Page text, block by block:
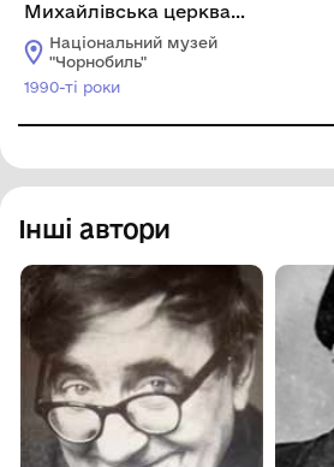
Михайлівська церква
(ХІХ ст.) с. Бички
Чорнобильського
району Київської
області.
Національний музей
"Чорнобиль"
1990-ті роки
Інші автори